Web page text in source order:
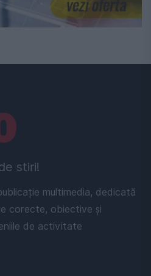
stiri!
multimedia, dedicată
corecte, obiective și
de activitate